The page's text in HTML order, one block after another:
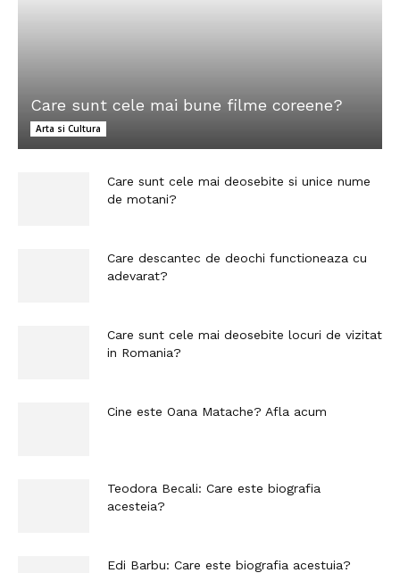
Care sunt cele mai bune filme coreene?
Arta si Cultura
Care sunt cele mai deosebite si unice nume
de motani?
Care descantec de deochi functioneaza cu
adevarat?
Care sunt cele mai deosebite locuri de vizitat
in Romania?
Cine este Oana Matache? Afla acum
Teodora Becali: Care este biografia
acesteia?
Edi Barbu: Care este biografia acestuia?